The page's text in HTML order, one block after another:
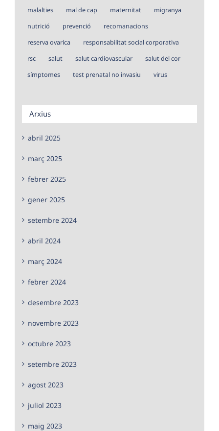
malalties
mal de cap maternitat
migranya
nutrició
prevenció
recomanacions
reserva ovarica
responsabilitat social corporativa
rsc
salut salut cardiovascular
salut del cor
símptomes
test prenatal no invasiu virus
Arxius
abril 2025
març 2025
febrer 2025
gener 2025
setembre 2024
abril 2024
març 2024
febrer 2024
desembre 2023
novembre 2023
octubre 2023
setembre 2023
agost 2023
juliol 2023
maig 2023